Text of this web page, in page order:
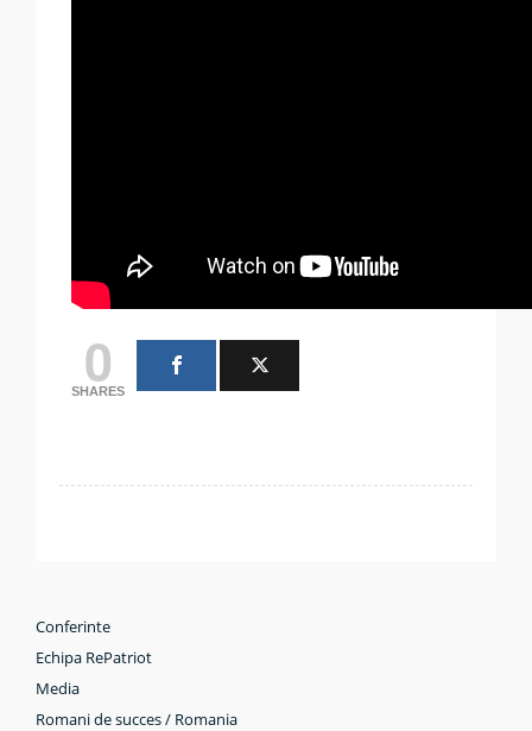
0
SHARES
Conferinte
Echipa RePatriot
Media
Romani de succes / Romania